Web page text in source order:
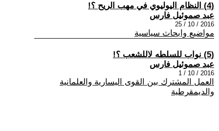
(4) النظام اليوليوي في مهب الريح ؟!
عبد صموئيل فارس
2016 / 10 / 25
مواضيع وابحاث سياسية
(5) نواب للسلطه لاللشعب ؟!
عبد صموئيل فارس
2016 / 10 / 1
العمل المشترك بين القوى اليسارية والعلمانية
والديمقرطية